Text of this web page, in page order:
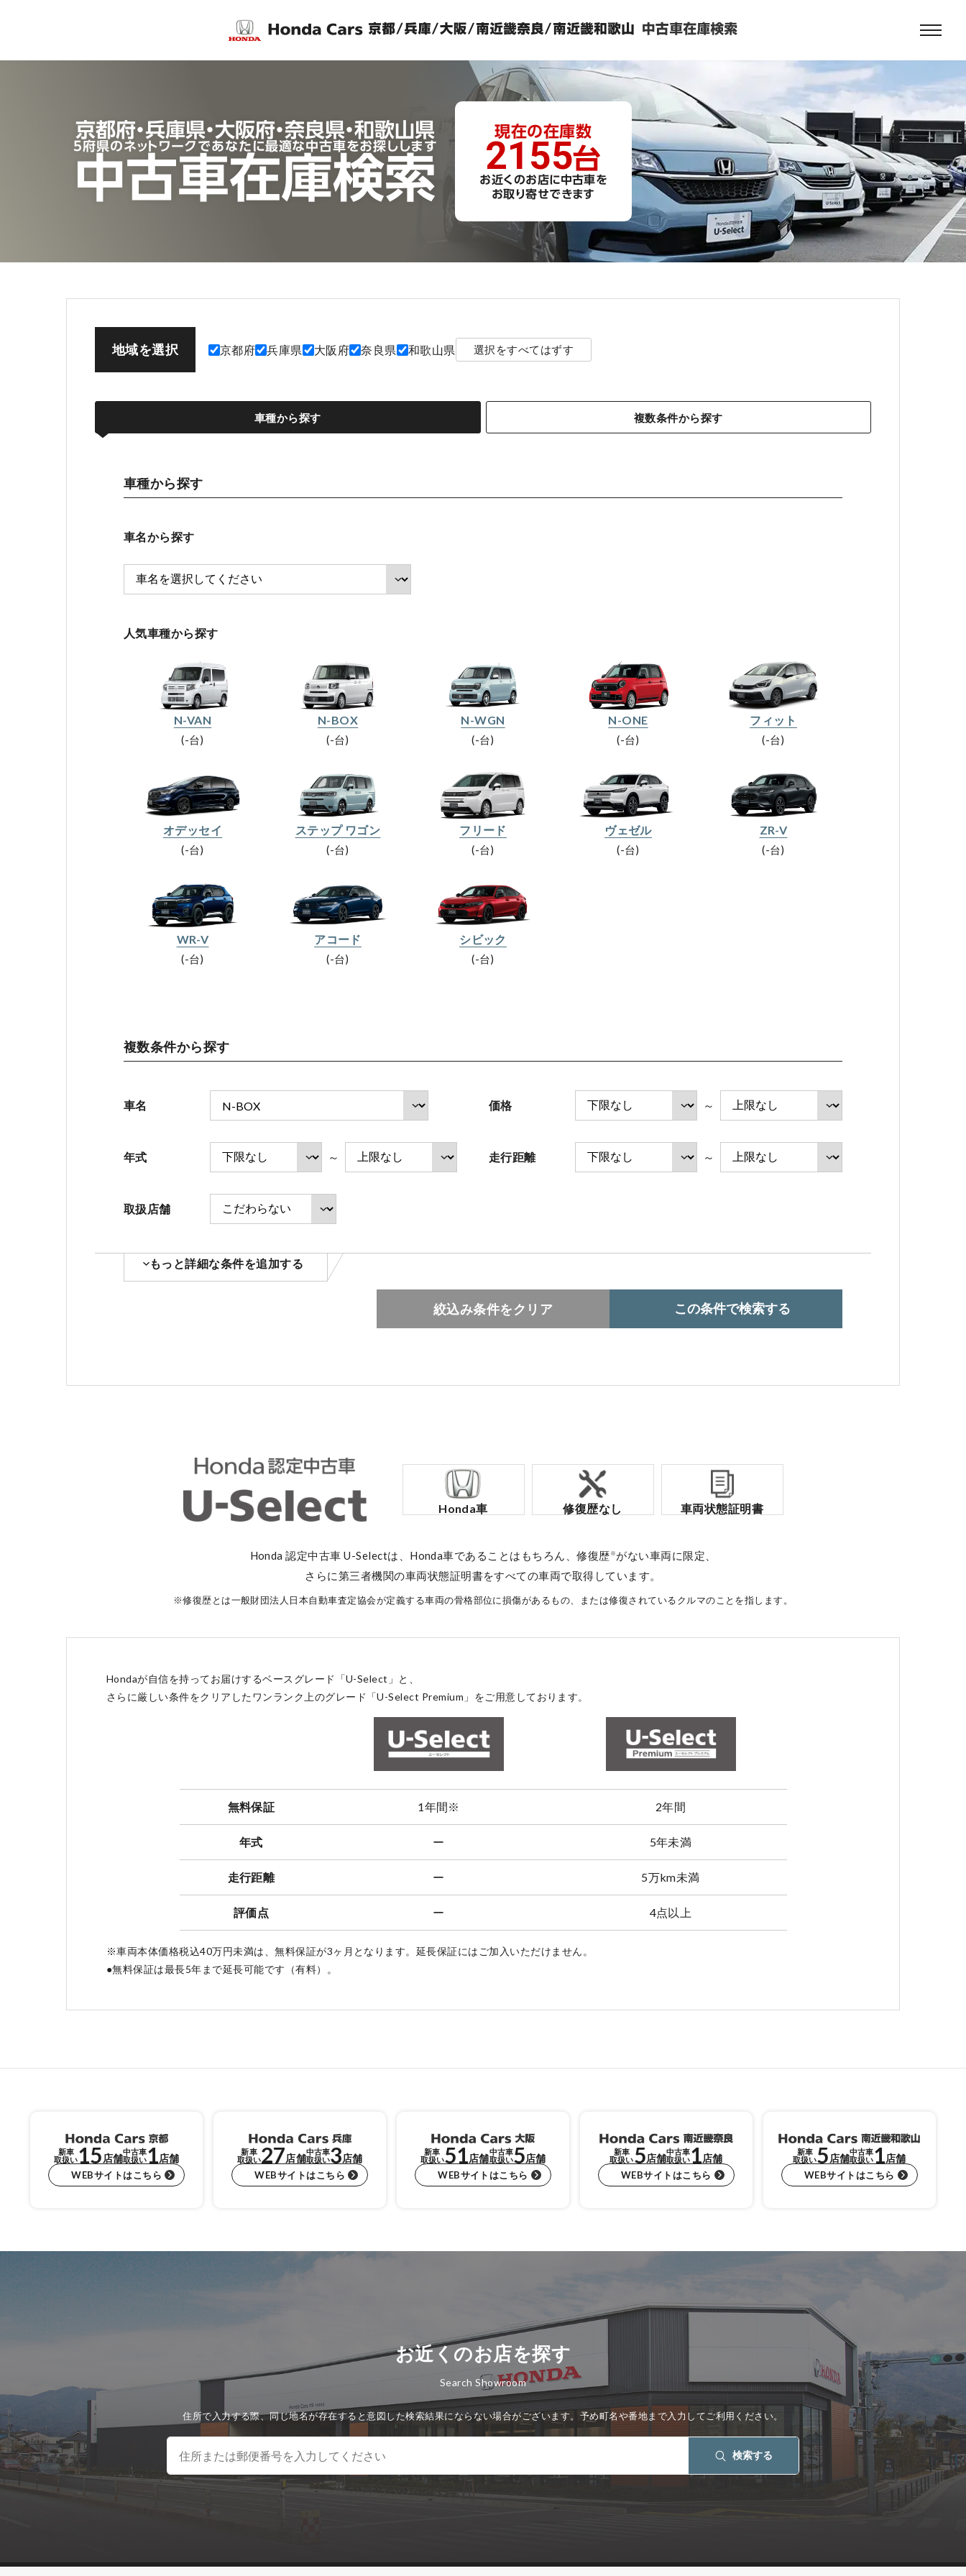
点検・整備のご予約 点検・整備のご予約 点検・整備のご予約
コーポレートサイト
各店舗へのお問い合わせ
コーポレートサイト
各店舗へのお問い合わせ
京都府・兵庫県・大阪府・奈良県・和歌山県
5府県のネットワークであなたに最適な中古車をお探しします
中古車在庫検索
現在の在庫数
2155台
お近くのお店に中古車を
お取り寄せできます
地域を選択 京都府 兵庫県 大阪府 奈良県 和歌山県 選択をすべてはずす
車種から探す 複数条件から探す
車種から探す
車名から探す
人気車種から探す
N-VAN
-台
N-BOX
-台
N-WGN
-台
N-ONE
-台
フィット
-台
オデッセイ
-台
ステップ ワゴン
-台
フリード
-台
ヴェゼル
-台
ZR-V
-台
WR-V
-台
アコード
-台
シビック
-台
複数条件から探す
車名 価格 ～
年式 ～ 走行距離 ～
取扱店舗
もっと詳細な条件を追加する
絞込み条件をクリア この条件で検索する
Honda車 修復歴なし 車両状態証明書
Honda 認定中古車 U-Selectは、Honda車であることはもちろん、修復歴 ※ がない車両に限定、
さらに第三者機関の車両状態証明書をすべての車両で取得しています。
※修復歴とは一般財団法人日本自動車査定協会が定義する車両の骨格部位に損傷があるもの、または修復されているクルマのことを指します。
Hondaが自信を持ってお届けするベースグレード「U-Select」と、
さらに厳しい条件をクリアしたワンランク上のグレード「U-Select Premium」をご用意しております。
無料保証 1年間※ 2年間
年式 ー 5年未満
走行距離 ー 5万km未満
評価点 ー 4点以上
※車両本体価格税込40万円未満は、無料保証が3ヶ月となります。延長保証にはご加入いただけません。
●無料保証は最長5年まで延長可能です（有料）。
新車
取扱い15 店舗
中古車
取扱い1店舗
WEBサイトはこちら
新車
取扱い27店舗
中古車
取扱い3店舗
WEBサイトはこちら
新車
取扱い51店舗
中古車
取扱い5店舗
WEBサイトはこちら
新車
取扱い5店舗
中古車
取扱い1店舗
WEBサイトはこちら
新車
取扱い5 店舗
中古車
取扱い1店舗
WEBサイトはこちら
お近くのお店を探す
Search Showroom
住所で入力する際、同じ地名が存在すると意図した検索結果にならない場合がございます。予め町名や番地まで入力してご利用ください。
検索する